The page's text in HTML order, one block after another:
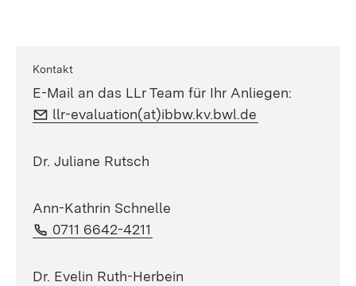
Kontakt
E-Mail an das LLr Team für Ihr Anliegen:
E-Mail:
llr-evaluation(at)ibbw.kv.bwl.de
Dr. Juliane Rutsch
Ann-Kathrin Schnelle
Telefon:
0711 6642-4211
Dr. Evelin Ruth-Herbein